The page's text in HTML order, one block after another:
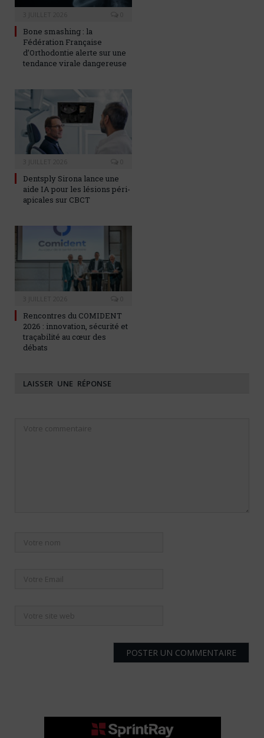
Bone smashing : la
Fédération Française
d’Orthodontie alerte sur une
tendance virale dangereuse
Dentsply Sirona lance une
aide IA pour les lésions péri-
apicales sur CBCT
Rencontres du COMIDENT
2026 : innovation, sécurité et
traçabilité au cœur des
débats
LAISSER UNE RÉPONSE